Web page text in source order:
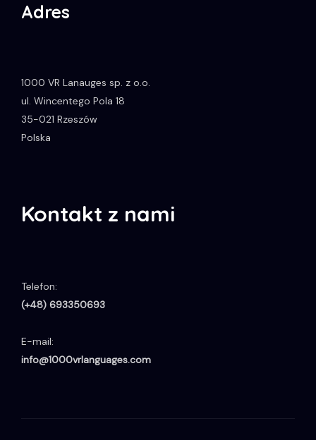
Adres
1000 VR Lanauges sp. z o.o.
ul. Wincentego Pola 18
35-021 Rzeszów
Polska
Kontakt z nami
Telefon:
(+48) 693350693
E-mail:
info@1000vrlanguages.com